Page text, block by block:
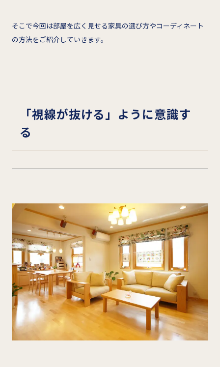
そこで今回は部屋を広く見せる家具の選び方やコーディネート
の方法をご紹介していきます。
「視線が抜ける」ように意識す
る